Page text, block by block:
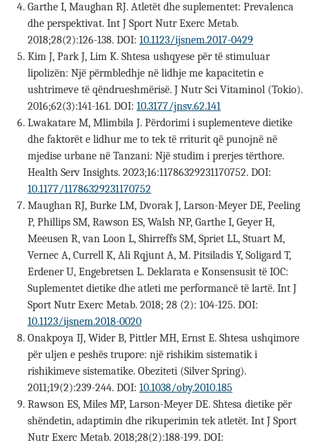
Garthe I, Maughan RJ. Atletët dhe suplementet: Prevalenca
dhe perspektivat. Int J Sport Nutr Exerc Metab.
2018;28(2):126-138. DOI: 10.1123/ijsnem.2017-0429
Kim J, Park J, Lim K. Shtesa ushqyese për të stimuluar
lipolizën: Një përmbledhje në lidhje me kapacitetin e
ushtrimeve të qëndrueshmërisë. J Nutr Sci Vitaminol (Tokio).
2016;62(3):141-161. DOI: 10.3177/jnsv.62.141
Lwakatare M, Mlimbila J. Përdorimi i suplementeve dietike
dhe faktorët e lidhur me to tek të rriturit që punojnë në
mjedise urbane në Tanzani: Një studim i prerjes tërthore.
Health Serv Insights. 2023;16:11786329231170752. DOI:
10.1177/11786329231170752
Maughan RJ, Burke LM, Dvorak J, Larson-Meyer DE, Peeling
P, Phillips SM, Rawson ES, Walsh NP, Garthe I, Geyer H,
Meeusen R, van Loon L, Shirreffs SM, Spriet LL, Stuart M,
Vernec A, Currell K, Ali Rqjunt A, M. Pitsiladis Y, Soligard T,
Erdener U, Engebretsen L. Deklarata e Konsensusit të IOC:
Suplementet dietike dhe atleti me performancë të lartë. Int J
Sport Nutr Exerc Metab. 2018; 28 (2): 104-125. DOI:
10.1123/ijsnem.2018-0020
Onakpoya IJ, Wider B, Pittler MH, Ernst E. Shtesa ushqimore
për uljen e peshës trupore: një rishikim sistematik i
rishikimeve sistematike. Obeziteti (Silver Spring).
2011;19(2):239-244. DOI: 10.1038/oby.2010.185
Rawson ES, Miles MP, Larson-Meyer DE. Shtesa dietike për
shëndetin, adaptimin dhe rikuperimin tek atletët. Int J Sport
Nutr Exerc Metab. 2018;28(2):188-199. DOI: